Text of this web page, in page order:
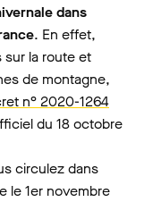
dans
. En effet,
sur la route et
de montagne,
n° 2020-1264
du 18 octobre
circulez dans
le 1er novembre